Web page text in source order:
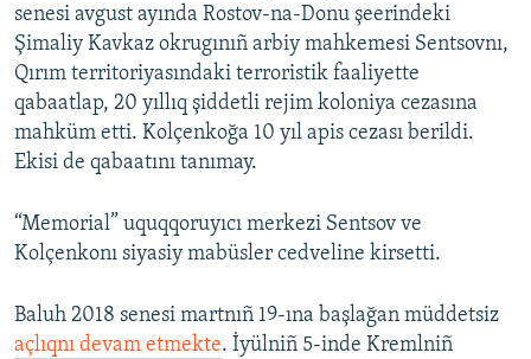
senesi avgust ayında Rostov-na-Donu şeerindeki
Şimaliy Kavkaz okrugınıñ arbiy mahkemesi Sentsovnı,
Qırım territoriyasındaki terroristik faaliyette
qabaatlap, 20 yıllıq şiddetli rejim koloniya cezasına
mahküm etti. Kolçenkoğa 10 yıl apis cezası berildi.
Ekisi de qabaatını tanımay.
“Memorial” uquqqoruyıcı merkezi Sentsov ve
Kolçenkonı siyasiy mabüsler cedveline kirsetti.
Baluh 2018 senesi martnıñ 19-ına başlağan müddetsiz
açlıqnı devam etmekte. İyülniñ 5-inde Kremlniñ